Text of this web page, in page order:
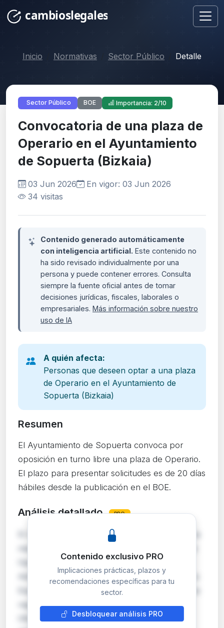
Inicio Normativas Sector Público Detalle
Sector Público BOE Importancia: 2/10
Convocatoria de una plaza de
Operario en el Ayuntamiento
de Sopuerta (Bizkaia)
03 Jun 2026
En vigor: 03 Jun 2026
34 visitas
Contenido generado automáticamente
con inteligencia artificial. Este contenido no
ha sido revisado individualmente por una
persona y puede contener errores. Consulta
siempre la fuente oficial antes de tomar
decisiones jurídicas, fiscales, laborales o
empresariales. Más información sobre nuestro
uso de IA
A quién afecta:
Personas que deseen optar a una plaza
de Operario en el Ayuntamiento de
Sopuerta (Bizkaia)
Resumen
El Ayuntamiento de Sopuerta convoca por
oposición en turno libre una plaza de Operario.
El plazo para presentar solicitudes es de 20 días
hábiles desde la publicación en el BOE.
Análisis detallado PRO
El Ayuntamiento de Sopuerta (Bizkaia) convoca
mediante oposición en turno libre una plaza de
Operario, encuadrada en la escala de
Administración Especial, subescala de Servicios
Especiales, clase Personal de Oficios. Las bases
reguladoras fueron publicadas en el Boletín
Oficial de Bizkaia núm. 96, de 25 de mayo de
Contenido exclusivo PRO
Implicaciones prácticas, plazos y
recomendaciones específicas para tu
sector.
Desbloquear análisis PRO